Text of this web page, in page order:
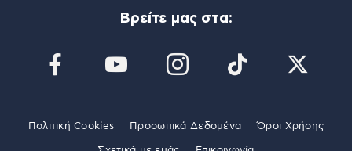
Βρείτε μας στα:
Πολιτική Cookies Προσωπικά Δεδομένα Όροι Χρήσης